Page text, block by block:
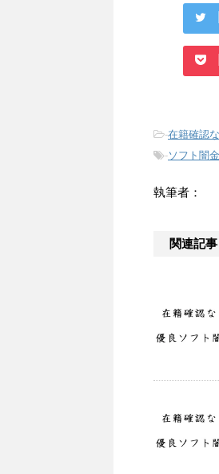
-在籍確認
-ソフト闇金
執筆者：
関連記事